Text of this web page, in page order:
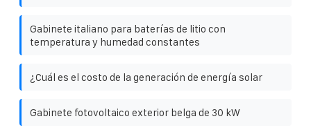
Gabinete italiano para baterías de litio con
temperatura y humedad constantes
¿Cuál es el costo de la generación de energía solar
Gabinete fotovoltaico exterior belga de 30 kW